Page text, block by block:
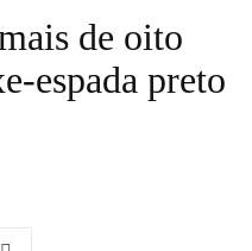
de oito
espada preto